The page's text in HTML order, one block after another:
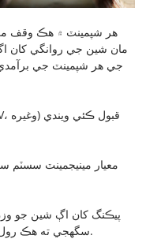
مان شين جي روانگي کان
سگهجي ته هڪ رول جو اصل وزن نظرياتي وزن کان وڌيڪ آهي.